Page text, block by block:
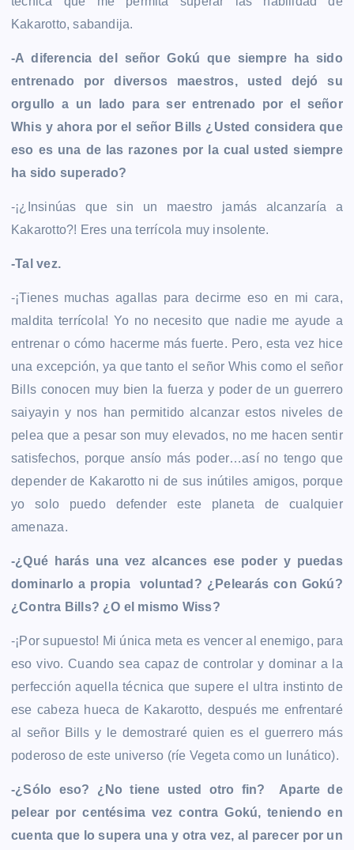
Kakarotto, sabandija.
-A diferencia del señor Gokú que siempre ha sido
entrenado por diversos maestros, usted dejó su
orgullo a un lado para ser entrenado por el señor
Whis y ahora por el señor Bills ¿Usted considera que
eso es una de las razones por la cual usted siempre
ha sido superado?
-¡¿Insinúas que sin un maestro jamás alcanzaría a
Kakarotto?! Eres una terrícola muy insolente.
-Tal vez.
-¡Tienes muchas agallas para decirme eso en mi cara,
maldita terrícola! Yo no necesito que nadie me ayude a
entrenar o cómo hacerme más fuerte. Pero, esta vez hice
una excepción, ya que tanto el señor Whis como el señor
Bills conocen muy bien la fuerza y poder de un guerrero
saiyayin y nos han permitido alcanzar estos niveles de
pelea que a pesar son muy elevados, no me hacen sentir
satisfechos, porque ansío más poder…así no tengo que
depender de Kakarotto ni de sus inútiles amigos, porque
yo solo puedo defender este planeta de cualquier
amenaza.
-¿Qué harás una vez alcances ese poder y puedas
dominarlo a propia voluntad? ¿Pelearás con Gokú?
¿Contra Bills? ¿O el mismo Wiss?
-¡Por supuesto! Mi única meta es vencer al enemigo, para
eso vivo. Cuando sea capaz de controlar y dominar a la
perfección aquella técnica que supere el ultra instinto de
ese cabeza hueca de Kakarotto, después me enfrentaré
al señor Bills y le demostraré quien es el guerrero más
poderoso de este universo (ríe Vegeta como un lunático).
-¿Sólo eso? ¿No tiene usted otro fin? Aparte de
pelear por centésima vez contra Gokú, teniendo en
cuenta que lo supera una y otra vez, al parecer por un